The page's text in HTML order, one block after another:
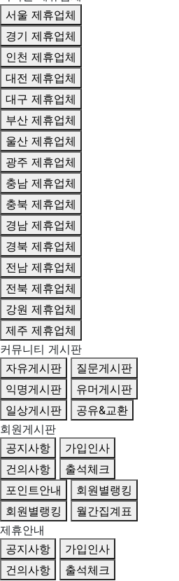
서울 제휴업체
경기 제휴업체
인천 제휴업체
대전 제휴업체
대구 제휴업체
부산 제휴업체
울산 제휴업체
광주 제휴업체
충남 제휴업체
충북 제휴업체
경남 제휴업체
경북 제휴업체
전남 제휴업체
전북 제휴업체
강원 제휴업체
제주 제휴업체
커뮤니티 게시판
자유게시판
질문게시판
익명게시판
유머게시판
일상게시판
공유&교환
회원게시판
공지사항
가입인사
건의사항
출석체크
포인트안내
회원별랭킹
회원별랭킹
월간집계표
제휴안내
공지사항
가입인사
건의사항
출석체크